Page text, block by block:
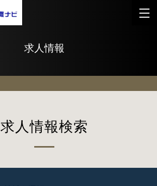
求人情報
求人情報検索